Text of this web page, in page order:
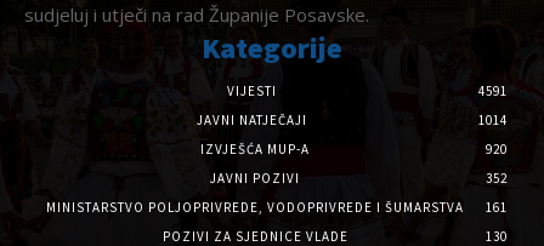
sudjeluj i utječi na rad Županije Posavske.
Kategorije
VIJESTI
4591
JAVNI NATJEČAJI
1014
IZVJEŠĆA MUP-A
920
JAVNI POZIVI
352
MINISTARSTVO POLJOPRIVREDE, VODOPRIVREDE I ŠUMARSTVA
161
POZIVI ZA SJEDNICE VLADE
130